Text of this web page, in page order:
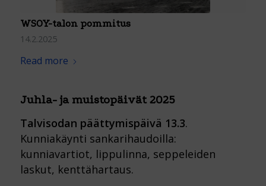
WSOY-talon pommitus
14.2.2025
Read more
Juhla- ja muistopäivät 2025
Talvisodan päättymispäivä 13.3.
Kunniakäynti sankarihaudoilla:
kunniavartiot, lippulinna, seppeleiden
laskut, kenttähartaus.